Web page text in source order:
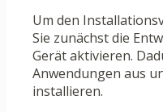
Um den
Sie zunächst die
Gerät aktivieren.
Anwendungen aus
installieren.